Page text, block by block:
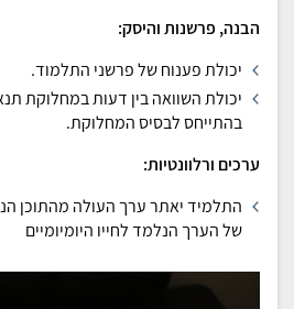
הבנה, פרשנות והיסק:
יכולת פענוח של פרשני התלמוד.
יכולת השוואה בין דעות במחלוקת
בהתייחס לבסיס המחלוקת.
ערכים ורלוונטיות:
התלמיד יאתר ערך העולה מהתוכן
של הערך הנלמד לחייו היומיומיים